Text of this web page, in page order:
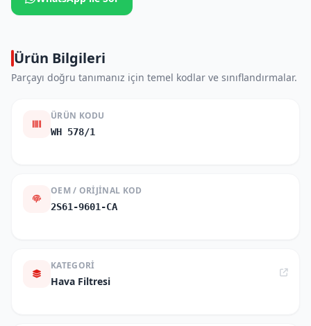
Ürün Bilgileri
Parçayı doğru tanımanız için temel kodlar ve sınıflandırmalar.
ÜRÜN KODU
WH 578/1
OEM / ORIJINAL KOD
2S61-9601-CA
KATEGORI
Hava Filtresi